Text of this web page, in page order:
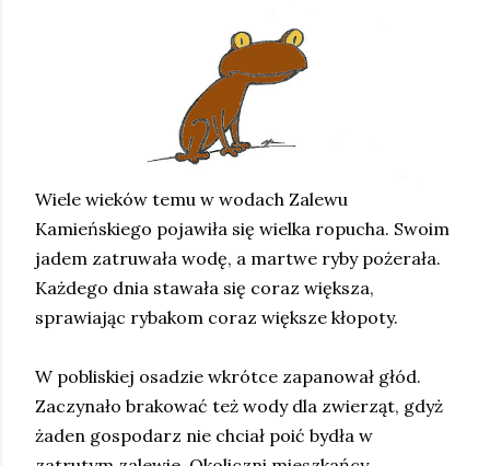
Wiele wieków temu w wodach Zalewu
Kamieńskiego pojawiła się wielka ropucha. Swoim
jadem zatruwała wodę, a martwe ryby pożerała.
Każdego dnia stawała się coraz większa,
sprawiając rybakom coraz większe kłopoty.
W pobliskiej osadzie wkrótce zapanował głód.
Zaczynało brakować też wody dla zwierząt, gdyż
żaden gospodarz nie chciał poić bydła w